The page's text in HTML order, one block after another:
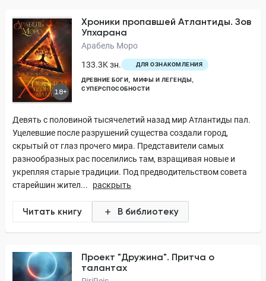
18+
Хроники пропавшей Атлантиды. Зов
Упхарана
Арабель Моро
133.3K зн.
ДЛЯ ОЗНАКОМЛЕНИЯ
ДРЕВНИЕ БОГИ
МИФЫ И ЛЕГЕНДЫ
СУПЕРСПОСОБНОСТИ
Девять с половиной тысячелетий назад мир Атлантиды пал.
Уцелевшие после разрушений существа создали город,
скрытый от глаз прочего мира. Представители самых
разнообразных рас поселились там, взращивая новые и
укрепляя старые традиции. Под предводительством совета
старейшин жител...
раскрыть
Читать книгу В библиотеку
Проект "Дружина". Притча о
талантах